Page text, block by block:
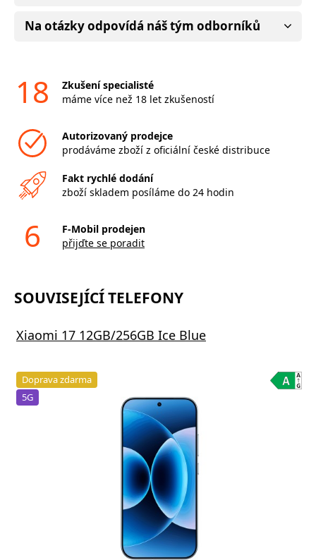
Na otázky odpovídá náš tým odborníků
18
Zkušení specialisté
máme více než 18 let zkušeností
Autorizovaný prodejce
prodáváme zboží z oficiální české distribuce
Fakt rychlé dodání
zboží skladem posíláme do 24 hodin
6
F-Mobil prodejen
přijďte se poradit
SOUVISEJÍCÍ TELEFONY
Xiaomi 17 12GB/256GB Ice Blue
Doprava zdarma
5G